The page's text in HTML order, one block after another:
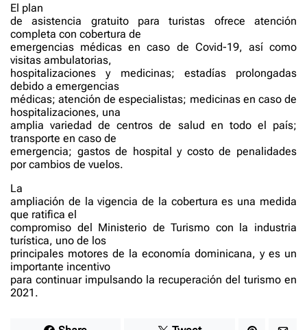
El plan
de asistencia gratuito para turistas ofrece atención
completa con cobertura de
emergencias médicas en caso de Covid-19, así como
visitas ambulatorias,
hospitalizaciones y medicinas; estadías prolongadas
debido a emergencias
médicas; atención de especialistas; medicinas en caso de
hospitalizaciones, una
amplia variedad de centros de salud en todo el país;
transporte en caso de
emergencia; gastos de hospital y costo de penalidades
por cambios de vuelos.
La
ampliación de la vigencia de la cobertura es una medida
que ratifica el
compromiso del Ministerio de Turismo con la industria
turística, uno de los
principales motores de la economía dominicana, y es un
importante incentivo
para continuar impulsando la recuperación del turismo en
2021.